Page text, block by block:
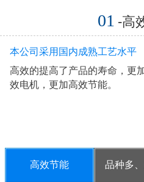
01 -高
本公司采用国内成熟工艺水平
高效的提高了产品的寿命，更
效电机，更加高效节能。
高效节能 品种多